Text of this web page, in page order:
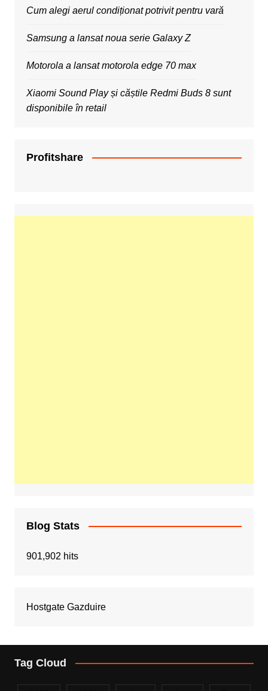
Cum alegi aerul condiționat potrivit pentru vară
Samsung a lansat noua serie Galaxy Z
Motorola a lansat motorola edge 70 max
Xiaomi Sound Play și căștile Redmi Buds 8 sunt
disponibile în retail
Profitshare
Blog Stats
901,902 hits
Hostgate Gazduire
Tag Cloud